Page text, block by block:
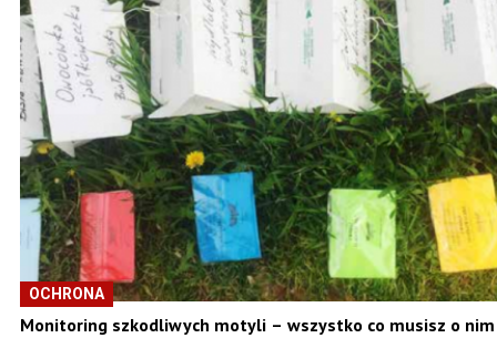
OCHRONA
Monitoring szkodliwych motyli – wszystko co musisz o